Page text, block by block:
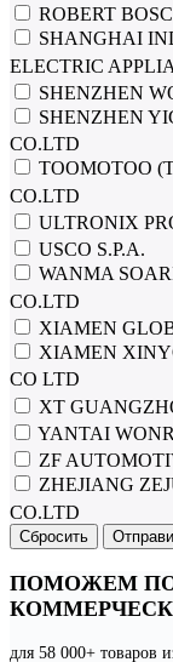
ROBERT
SHANGHAI
ELECTRIC
SHENZHEN
SHENZHEN
CO.LTD
TOOMOTOO
CO.LTD
ULTRONIX
USCO S.P.A.
WANMA
CO.LTD
XIAMEN
XIAMEN
CO LTD
XT
YANTAI
ZF
ZHEJIANG
CO.LTD
Сбросить
ПОМОЖЕМ
для 58 000+ товаров